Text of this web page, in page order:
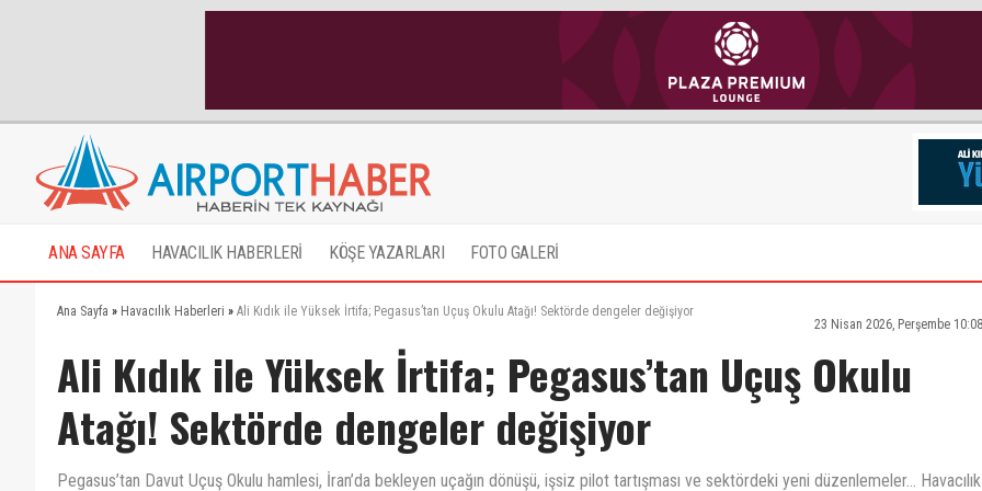
ANA SAYFA HAVACILIK HABERLERİ KÖŞE YAZARLARI FOTO GALERİ
Ana Sayfa » Havacılık Haberleri » Ali Kıdık ile Yüksek İrtifa; Pegasus’tan Uçuş Okulu Atağı! Sektörde dengeler değişiyor
23 Nisan 2026, Perşembe
Ali Kıdık ile Yüksek İrtifa; Pegasus’tan Uçuş Okulu
Atağı! Sektörde dengeler değişiyor
Pegasus’tan Davut Uçuş Okulu hamlesi, İran’da bekleyen uçağın dönüşü, işsiz pilot tartışması ve sektördeki yeni düzenlemeler… Havacılık